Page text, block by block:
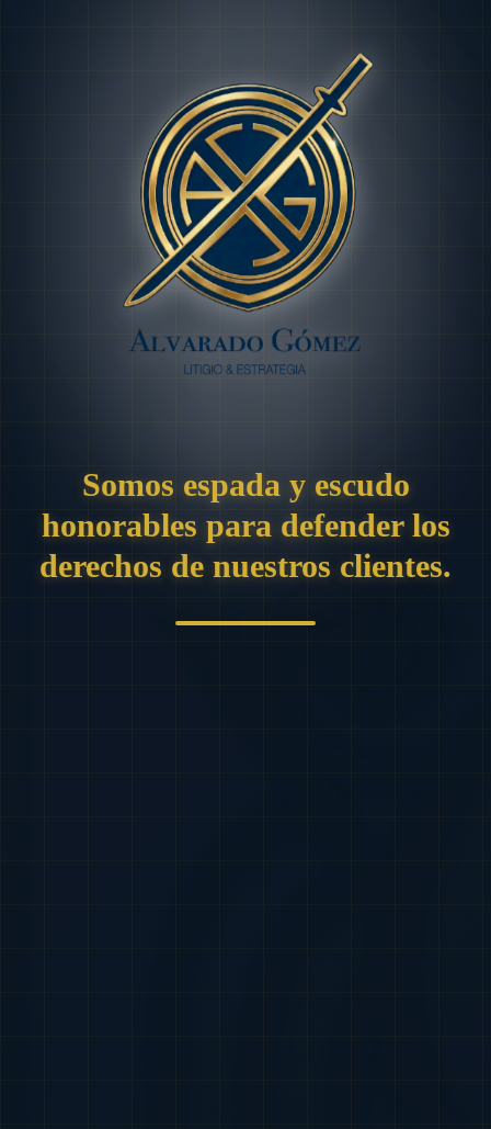
Somos espada y escudo
honorables para defender los
derechos de nuestros clientes.